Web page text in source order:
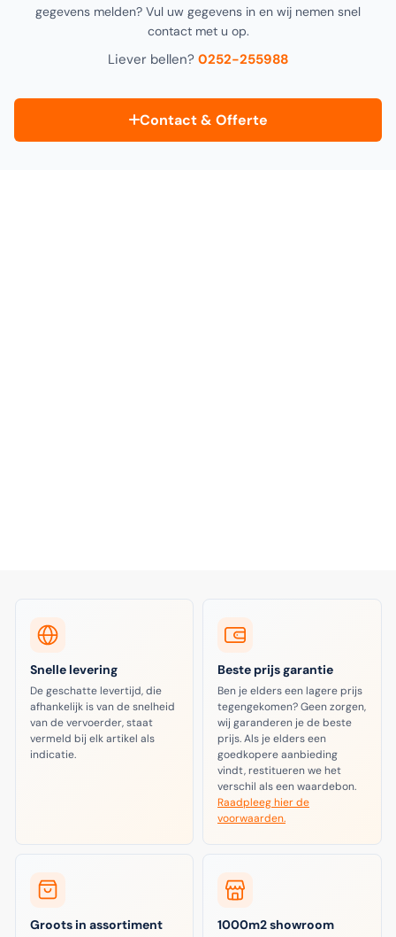
gegevens melden? Vul uw gegevens in en wij nemen snel
contact met u op.
Liever bellen? 0252-255988
Contact & Offerte
Snelle levering
De geschatte levertijd, die
afhankelijk is van de snelheid
van de vervoerder, staat
vermeld bij elk artikel als
indicatie.
Beste prijs garantie
Ben je elders een lagere prijs
tegengekomen? Geen zorgen,
wij garanderen je de beste
prijs. Als je elders een
goedkopere aanbieding
vindt, restitueren we het
verschil als een waardebon.
Raadpleeg hier de
voorwaarden.
Groots in assortiment 1000m2 showroom